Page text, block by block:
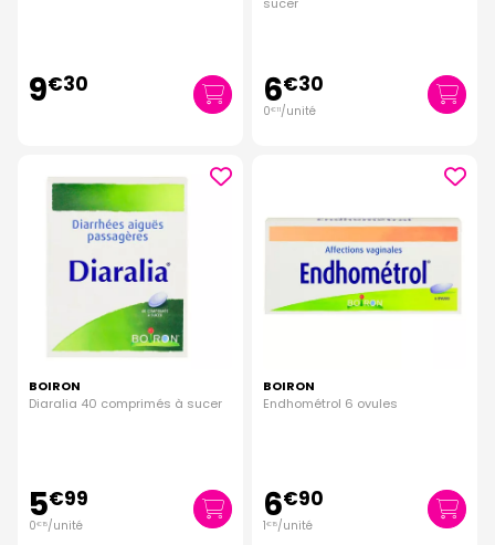
9€30
sucer
6€30
0€ 11/unité
BOIRON
Diaralia 40 comprimés à sucer
5€99
0€ 15/unité
BOIRON
Endhométrol 6 ovules
6€90
1€ 15/unité